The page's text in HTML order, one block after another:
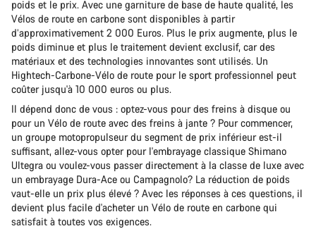
poids et le prix. Avec une garniture de base de haute qualité, les
Vélos de route en carbone sont disponibles à partir
d’approximativement 2 000 Euros. Plus le prix augmente, plus le
poids diminue et plus le traitement devient exclusif, car des
matériaux et des technologies innovantes sont utilisés. Un
Hightech-Carbone-Vélo de route pour le sport professionnel peut
coûter jusqu'à 10 000 euros ou plus.
Il dépend donc de vous : optez-vous pour des freins à disque ou
pour un Vélo de route avec des freins à jante ? Pour commencer,
un groupe motopropulseur du segment de prix inférieur est-il
suffisant, allez-vous opter pour l'embrayage classique Shimano
Ultegra ou voulez-vous passer directement à la classe de luxe avec
un embrayage Dura-Ace ou Campagnolo? La réduction de poids
vaut-elle un prix plus élevé ? Avec les réponses à ces questions, il
devient plus facile d'acheter un Vélo de route en carbone qui
satisfait à toutes vos exigences.